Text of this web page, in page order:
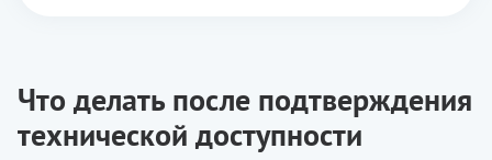
Что делать после подтверждения
технической доступности